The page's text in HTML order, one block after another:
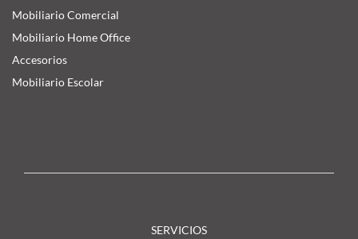
Mobiliario Comercial
Mobiliario Home Office
Accesorios
Mobiliario Escolar
SERVICIOS